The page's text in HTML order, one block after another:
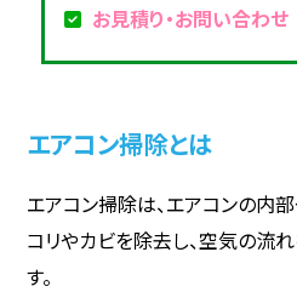
お見積り・お問い合わせ
エアコン掃除とは
エアコン掃除は、エアコンの内
コリやカビを除去し、空気の流
す。